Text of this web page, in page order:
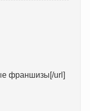
франшизы[/url]